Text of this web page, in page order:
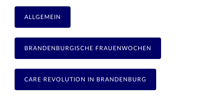
ALLGEMEIN
BRANDENBURGISCHE FRAUENWOCHEN
CARE REVOLUTION IN BRANDENBURG